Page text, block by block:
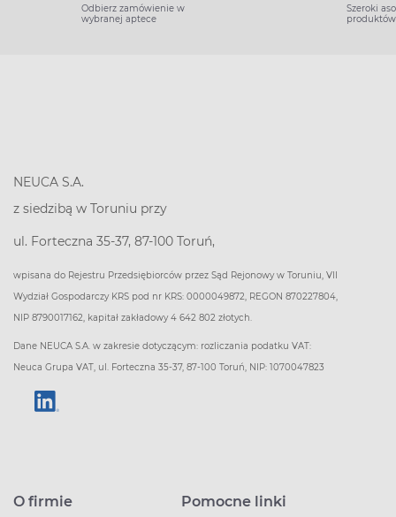
Odbierz zamówienie w
wybranej aptece
Szeroki
produktów
NEUCA S.A.
z siedzibą w Toruniu przy
ul. Forteczna 35-37, 87-100 Toruń,
wpisana do Rejestru Przedsiębiorców przez Sąd Rejonowy w Toruniu, VII
Wydział Gospodarczy KRS pod nr KRS: 0000049872, REGON 870227804,
NIP 8790017162, kapitał zakładowy 4 642 802 złotych.
Dane NEUCA S.A. w zakresie dotyczącym: rozliczania podatku VAT:
Neuca Grupa VAT, ul. Forteczna 35-37, 87-100 Toruń, NIP: 1070047823
O firmie Pomocne linki